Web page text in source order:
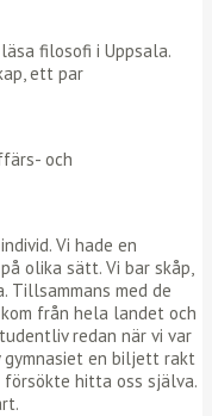
filosofi i Uppsala.
ett par
och
Vi hade en
olika sätt. Vi bar skåp,
Tillsammans med de
från hela landet och
redan när vi var
gymnasiet en biljett rakt
hitta oss själva.